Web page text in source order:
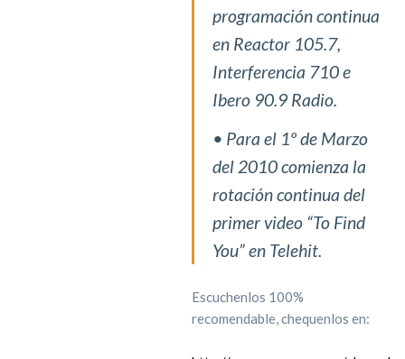
programación continua
en Reactor 105.7,
Interferencia 710 e
Ibero 90.9 Radio.
• Para el 1º de Marzo
del 2010 comienza la
rotación continua del
primer video “To Find
You” en Telehit.
Escuchenlos 100%
recomendable, chequenlos en: